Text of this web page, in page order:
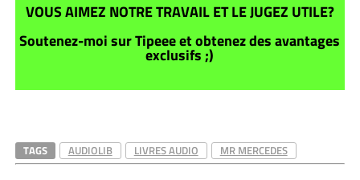
VOUS AIMEZ NOTRE TRAVAIL ET LE JUGEZ UTILE?
Soutenez-moi sur Tipeee et obtenez des avantages
exclusifs ;)
TAGS AUDIOLIB LIVRES AUDIO MR MERCEDES